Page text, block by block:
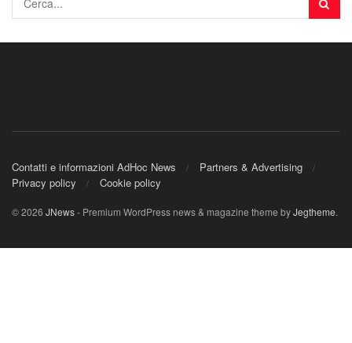
Contatti e informazioni AdHoc News
Partners & Advertising
Privacy policy
Cookie policy
© 2026 JNews- Premium WordPress news & magazine theme byJegtheme.